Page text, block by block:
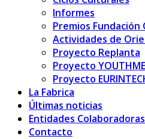
Informes
Premios Fundación
Actividades de
Proyecto Replanta
Proyecto
Proyecto
La Fabrica
Últimas noticias
Entidades Colaboradoras
Contacto